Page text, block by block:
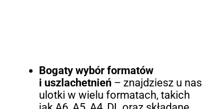
Bogaty wybór formatów
i uszlachetnień– znajdziesz u nas
ulotki w wielu formatach, takich